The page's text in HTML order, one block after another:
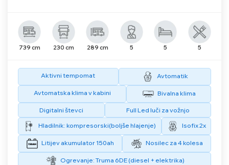
739 cm 230 cm 289 cm 5 5 5
Aktivni tempomat Avtomatik
Avtomatska klima v kabini Bivalna klima
Digitalni števci
Full Led luči za vožnjo
Hladilnik: kompresorski(boljše hlajenje)
Isofix 2x
Litijev akumulator 150ah Nosilec za 4 kolesa
Ogrevanje: Truma 6DE (diesel + elektrika)